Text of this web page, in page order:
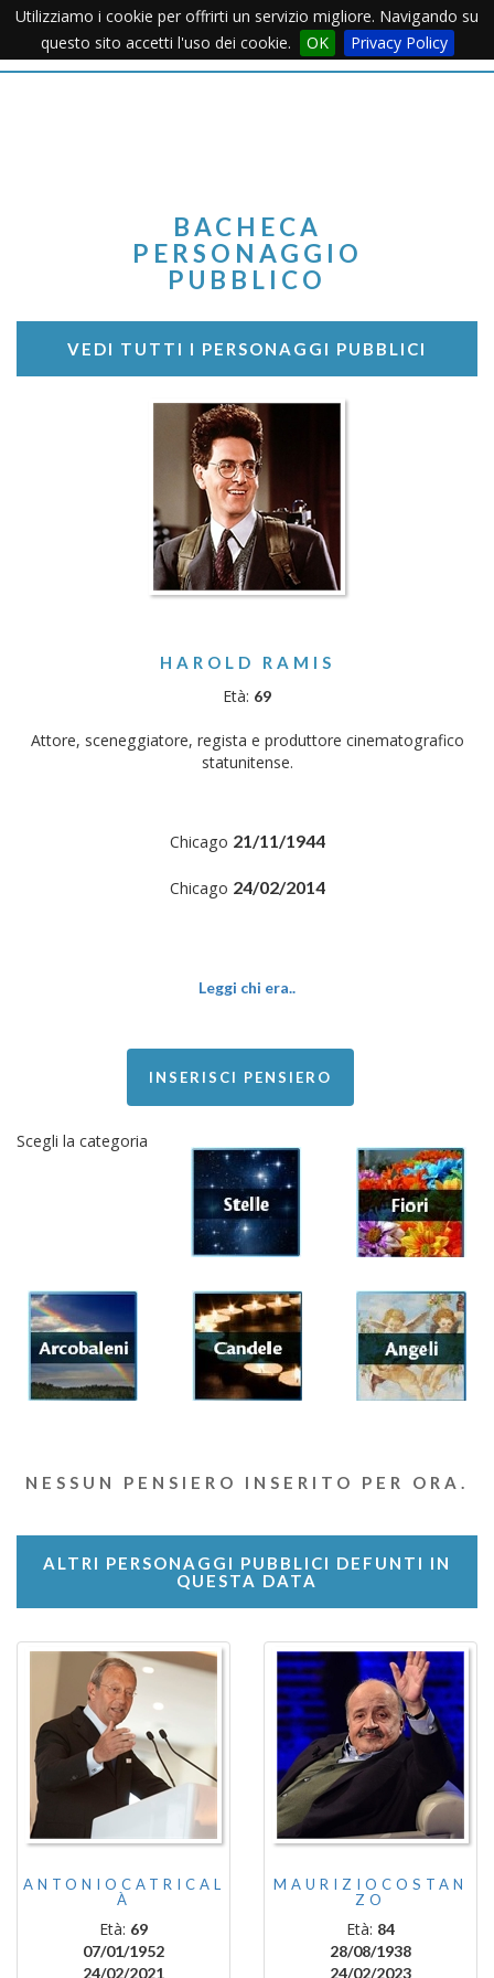
Utilizziamo i cookie per offrirti un servizio migliore. Navigando su
questo sito accetti l'uso dei cookie.
OK Privacy PolicyMenu
BACHECA
PERSONAGGIO
PUBBLICO
VEDI TUTTI I PERSONAGGI PUBBLICI
HAROLD RAMIS
Età: 69
Attore, sceneggiatore, regista e produttore cinematografico
statunitense.
Chicago 21/11/1944
Chicago 24/02/2014
Leggi chi era..
INSERISCI PENSIERO
Scegli la categoria
NESSUN PENSIERO INSERITO PER ORA.
ALTRI PERSONAGGI PUBBLICI DEFUNTI IN
QUESTA DATA
ANTONIOCATRICAL
À
Età: 69
07/01/1952
24/02/2021
MAURIZIOCOSTAN
ZO
Età: 84
28/08/1938
24/02/2023